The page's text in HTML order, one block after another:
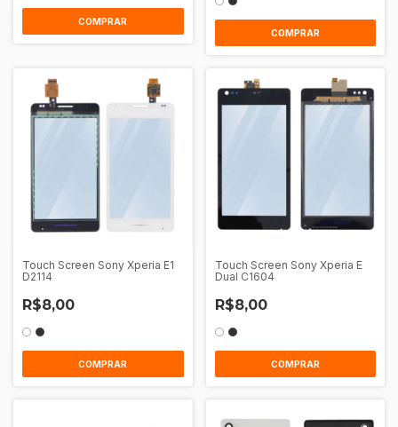
COMPRAR
COMPRAR
Touch Screen Sony Xperia E1
D2114
R$8,00
COMPRAR
Touch Screen Sony Xperia E
Dual C1604
R$8,00
COMPRAR